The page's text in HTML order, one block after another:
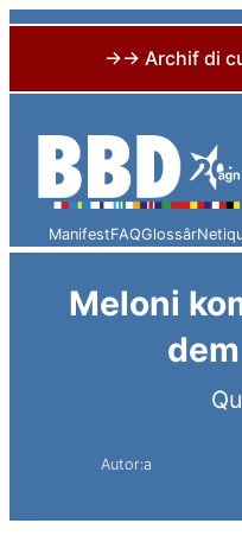
→→ Archif di
content
ManifestFAQGlossâr
Meloni
Autor:a